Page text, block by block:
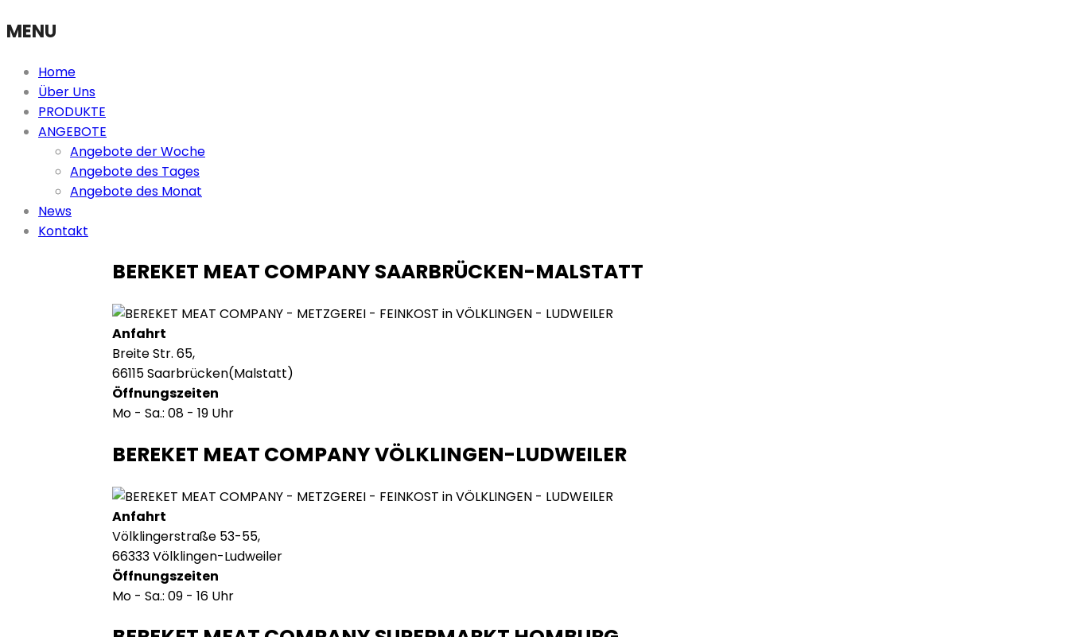
MENU
Home
Über Uns
PRODUKTE
ANGEBOTE
Angebote der Woche
Angebote des Tages
Angebote des Monat
News
Kontakt
BEREKET MEAT COMPANY SAARBRÜCKEN-MALSTATT
Anfahrt
Breite Str. 65,
66115 Saarbrücken(Malstatt)
Öffnungszeiten
Mo - Sa.: 08 - 19 Uhr
BEREKET MEAT COMPANY VÖLKLINGEN-LUDWEILER
Anfahrt
Völklingerstraße 53-55,
66333 Völklingen-Ludweiler
Öffnungszeiten
Mo - Sa.: 09 - 16 Uhr